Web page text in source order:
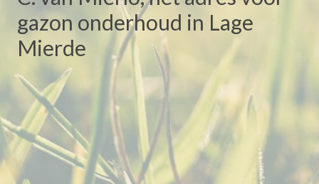
gazon onderhoud in Lage
Mierde